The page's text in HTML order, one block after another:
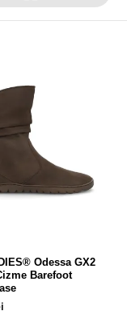
Odessa GX2
Barefoot